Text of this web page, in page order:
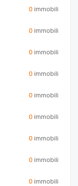
0 immobili
0 immobili
0 immobili
0 immobili
0 immobili
0 immobili
0 immobili
0 immobili
0 immobili